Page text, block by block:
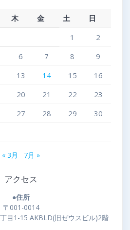
木 金 土
日
1
2
6 7 8
9
13 14 15
16
20 21 22
23
27 28 29
30
« 3月 7月 »
アクセス
●住所
〒001-0014
目1-15 AKBLD(旧ゼウスビル)2階